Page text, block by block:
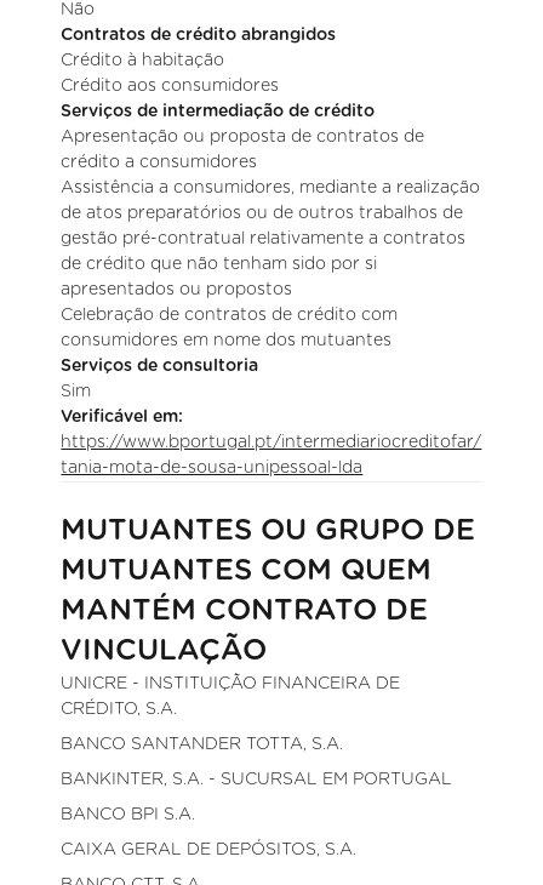
Não
Contratos de crédito abrangidos
Crédito à habitação
Crédito aos consumidores
Serviços de intermediação de crédito
Apresentação ou proposta de contratos de
crédito a consumidores
Assistência a consumidores, mediante a realização
de atos preparatórios ou de outros trabalhos de
gestão pré-contratual relativamente a contratos
de crédito que não tenham sido por si
apresentados ou propostos
Celebração de contratos de crédito com
consumidores em nome dos mutuantes
Serviços de consultoria
Sim
Verificável em:
https://www.bportugal.pt/intermediariocreditofar/
tania-mota-de-sousa-unipessoal-lda
MUTUANTES OU GRUPO DE
MUTUANTES COM QUEM
MANTÉM CONTRATO DE
VINCULAÇÃO
UNICRE - INSTITUIÇÃO FINANCEIRA DE
CRÉDITO, S.A.
BANCO SANTANDER TOTTA, S.A.
BANKINTER, S.A. - SUCURSAL EM PORTUGAL
BANCO BPI S.A.
CAIXA GERAL DE DEPÓSITOS, S.A.